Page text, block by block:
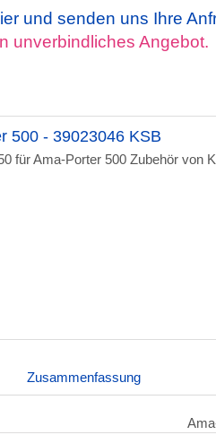
und senden uns Ihre
unverbindliches Angebot.
500 - 39023046 KSB
für Ama-Porter 500 Zubehör von
Zusammenfassung